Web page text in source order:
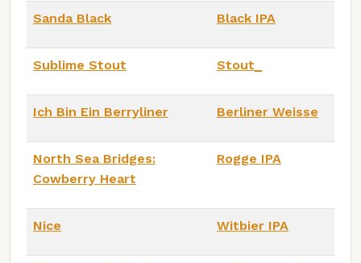
Sanda Black Black IPA
Sublime Stout Stout_
Ich Bin Ein Berryliner Berliner Weisse
North Sea Bridges:
Cowberry Heart
Rogge IPA
Nice Witbier IPA